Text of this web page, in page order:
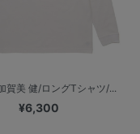
賀美 健/ロングTシャツ/...
¥6,300